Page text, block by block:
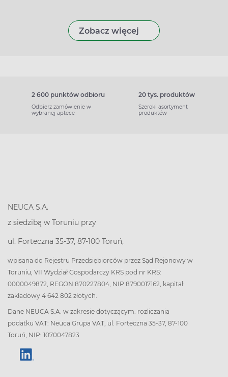
Zobacz więcej
2 600 punktów odbioru
Odbierz zamówienie w
wybranej aptece
20 tys. produktów
Szeroki asortyment
produktów
NEUCA S.A.
z siedzibą w Toruniu przy
ul. Forteczna 35-37, 87-100 Toruń,
wpisana do Rejestru Przedsiębiorców przez Sąd Rejonowy w
Toruniu, VII Wydział Gospodarczy KRS pod nr KRS:
0000049872, REGON 870227804, NIP 8790017162, kapitał
zakładowy 4 642 802 złotych.
Dane NEUCA S.A. w zakresie dotyczącym: rozliczania
podatku VAT: Neuca Grupa VAT, ul. Forteczna 35-37, 87-100
Toruń, NIP: 1070047823